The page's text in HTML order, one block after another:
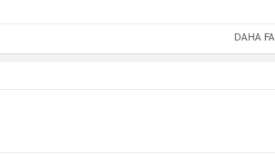
DAHA